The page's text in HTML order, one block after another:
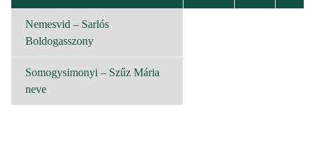
RENDEZÉS
Nemesvid – Sarlós
Boldogasszony
Somogysimonyi – Szűz Mária
neve